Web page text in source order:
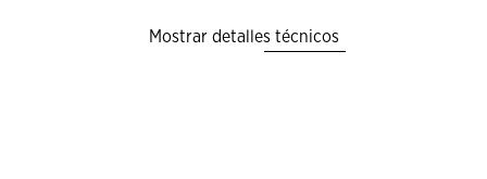
Mostrar detalles técnicos